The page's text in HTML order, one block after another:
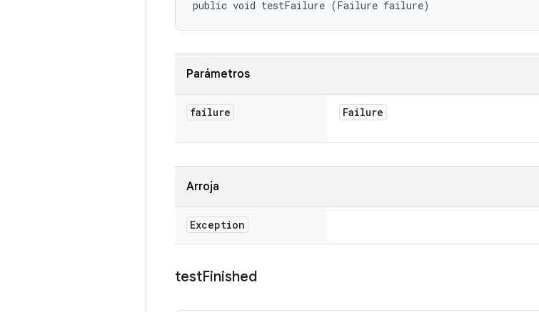
public void testFailure (Failure failure)
Parámetros
failure Failure
Arroja
Exception
testFinished